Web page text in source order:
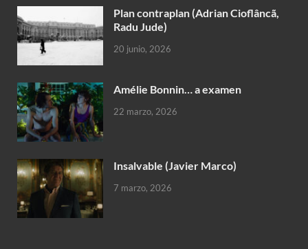
Plan contraplan (Adrian Cioflâncã,
Radu Jude)
20 junio, 2026
Amélie Bonnin… a examen
22 marzo, 2026
Insalvable (Javier Marco)
7 marzo, 2026